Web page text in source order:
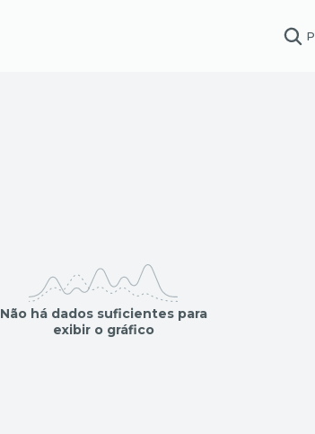
Não há dados suficientes para
exibir o gráfico